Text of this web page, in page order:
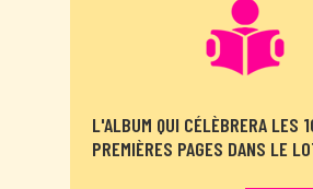
L'ALBUM QUI CÉLÈBRERA LES
PREMIÈRES PAGES DANS LE